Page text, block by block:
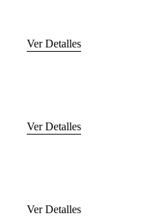
Ver Detalles
Ver Detalles
Ver Detalles